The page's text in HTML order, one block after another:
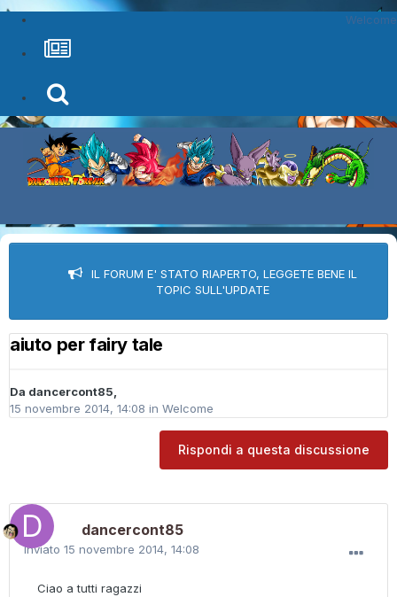
Welcome
IL FORUM E' STATO RIAPERTO, LEGGETE BENE IL
TOPIC SULL'UPDATE
aiuto per fairy tale
Da dancercont85,
15 novembre 2014, 14:08 in Welcome
Rispondi a questa discussione
dancercont85
Inviato 15 novembre 2014, 14:08
Ciao a tutti ragazzi